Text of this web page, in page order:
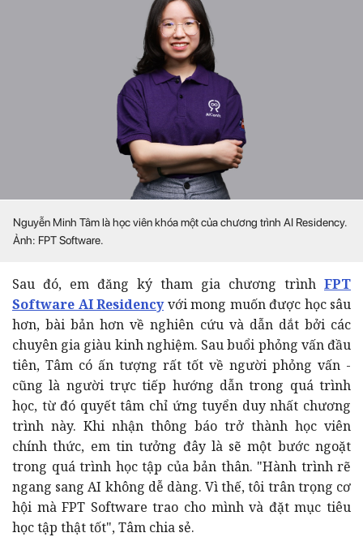
Nguyễn Minh Tâm là học viên khóa một của chương trình AI Residency.
Ảnh: FPT Software.
Sau đó, em đăng ký tham gia chương trình FPT
Software AI Residencyvới mong muốn được học sâu
hơn, bài bản hơn về nghiên cứu và dẫn dắt bởi các
chuyên gia giàu kinh nghiệm. Sau buổi phỏng vấn đầu
tiên, Tâm có ấn tượng rất tốt về người phỏng vấn -
cũng là người trực tiếp hướng dẫn trong quá trình
học, từ đó quyết tâm chỉ ứng tuyển duy nhất chương
trình này. Khi nhận thông báo trở thành học viên
chính thức, em tin tưởng đây là sẽ một bước ngoặt
trong quá trình học tập của bản thân. "Hành trình rẽ
ngang sang AI không dễ dàng. Vì thế, tôi trân trọng cơ
hội mà FPT Software trao cho mình và đặt mục tiêu
học tập thật tốt", Tâm chia sẻ.